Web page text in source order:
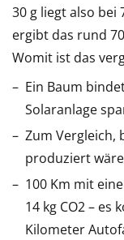
30 g liegt also bei
ergibt das rund
Womit ist das
Ein Baum
Solaranlage
Zum Vergleich,
produziert
100 Km mit
14 kg CO2 – es
Kilometer